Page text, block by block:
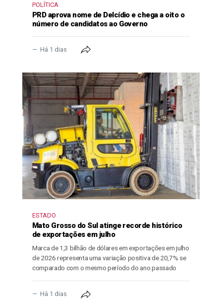
POLÍTICA
PRD aprova nome de Delcídio e chega a oito o
número de candidatos ao Governo
Há 1 dias
ESTADO
Mato Grosso do Sul atinge recorde histórico
de exportações em julho
Marca de 1,3 bilhão de dólares em exportações em julho
de 2026 representa uma variação positiva de 20,7% se
comparado com o mesmo período do ano passado
Há 1 dias